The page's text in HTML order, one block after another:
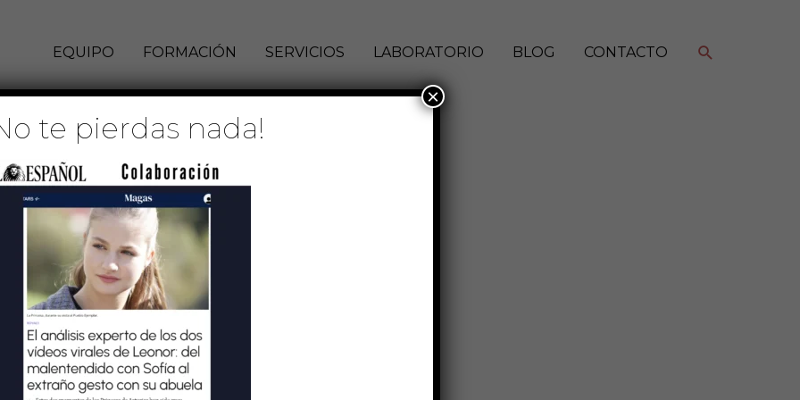
EQUIPO FORMACIÓN SERVICIOS LABORATORIO BLOG CONTACTO Buscar
de octubre de 2024
te pierdas nada!
×